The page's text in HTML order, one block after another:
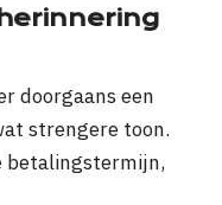
doorgaans een
strengere toon.
betalingstermijn,